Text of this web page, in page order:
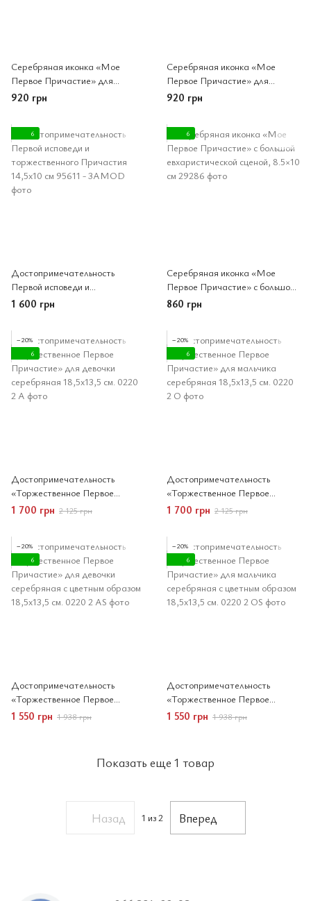
Серебряная иконка «Мое
Первое Причастие» для
девочки, 7×10 см
920 грн
Серебряная иконка «Мое
Первое Причастие» для
мальчика, 7×10 см
920 грн
6
Достопримечательность
Первой исповеди и
торжественного Причастия
14,5x10 см
1 600 грн
6
Серебряная иконка «Мое
Первое Причастие» с большой
евхаристической сценой, 8.5×10
860 грн
−20%
6
Достопримечательность
«Торжественное Первое
Причастие» для девочки
серебряная 18,5x13,5 см.
1 700 грн 2 125 грн
−20%
6
Достопримечательность
«Торжественное Первое
Причастие» для мальчика
серебряная 18,5x13,5 см.
1 700 грн 2 125 грн
−20%
6
Достопримечательность
«Торжественное Первое
Причастие» для девочки
серебряная с цветным образом
1 550 грн 1 938 грн
−20%
6
Достопримечательность
«Торжественное Первое
Причастие» для мальчика
серебряная с цветным образом
1 550 грн 1 938 грн
Показать еще 1 товар
Назад 1 из 2 Вперед